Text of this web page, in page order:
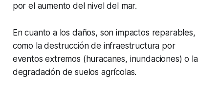
por el aumento del nivel del mar.
En cuanto a los daños, son impactos reparables,
como la destrucción de infraestructura por
eventos extremos (huracanes, inundaciones) o la
degradación de suelos agrícolas.